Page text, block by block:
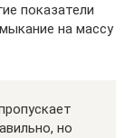
показатели
на массу
но